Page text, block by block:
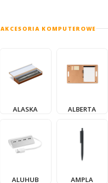
AKCESORIA KOMPUTEROWE
ALASKA ALBERTA
ALUHUB AMPLA